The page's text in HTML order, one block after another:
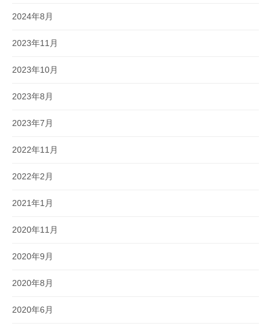
2024年8月
2023年11月
2023年10月
2023年8月
2023年7月
2022年11月
2022年2月
2021年1月
2020年11月
2020年9月
2020年8月
2020年6月